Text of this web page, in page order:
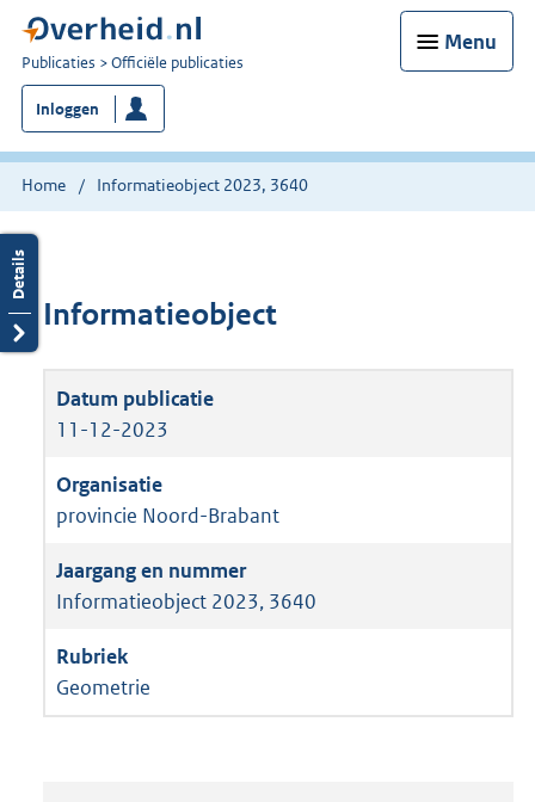
Menu
U
bent
nu
hier:
Publicaties Officiële publicaties
Inloggen
Home Informatieobject 2023, 3640
Informatieobject
11-12-2023
provincie Noord-Brabant
Informatieobject 2023, 3640
Geometrie